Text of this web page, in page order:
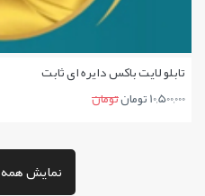
تابلو لایت باکس دایره ای ثابت
10,500,000 تومان
تومان
نمایش